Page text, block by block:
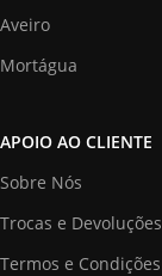
Aveiro
Mortágua
APOIO AO CLIENTE
Sobre Nós
Trocas e Devoluções
Termos e Condições